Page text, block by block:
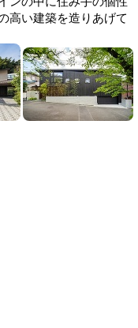
高い建築を造りあげて